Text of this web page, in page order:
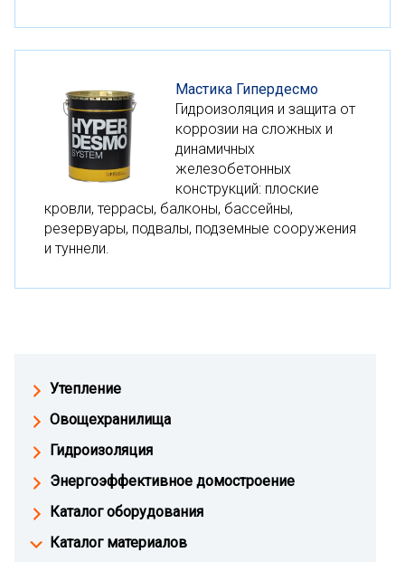
Утепление
Овощехранилища
Гидроизоляция
Энергоэффективное домостроение
Каталог оборудования
Каталог материалов
Мастика Гипердесмо
Гидроизоляция и защита от
коррозии на сложных и
динамичных
железобетонных
конструкций: плоские
кровли, террасы, балконы, бассейны,
резервуары, подвалы, подземные сооружения
и туннели.